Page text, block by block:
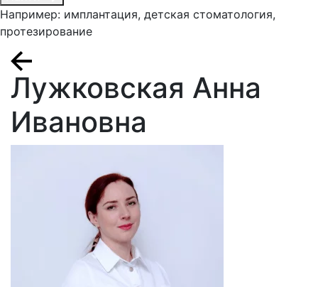
Например: имплантация, детская стоматология,
протезирование
Лужковская Анна
Ивановна